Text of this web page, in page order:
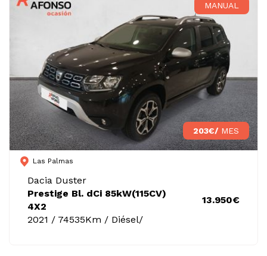
MANUAL
203€/ MES
Las Palmas
Dacia Duster
Prestige Bl. dCi 85kW(115CV)
4X2
2021 / 74535Km / Diésel/
13.950€